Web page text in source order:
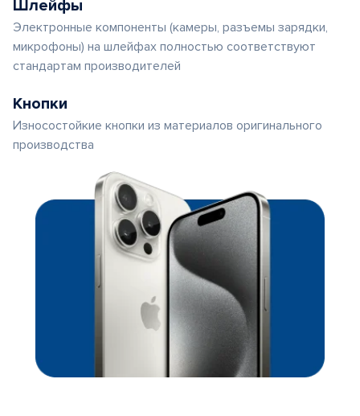
Шлейфы
Электронные компоненты (камеры, разъемы зарядки,
микрофоны) на шлейфах полностью соответствуют
стандартам производителей
Кнопки
Износостойкие кнопки из материалов оригинального
производства